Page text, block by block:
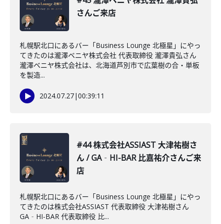
さんご来店
札幌駅北口にあるバー「Business Lounge 北極星」にやっ
てきたのは瀧澤ベニヤ株式会社 代表取締役 瀧澤貴弘さん
瀧澤ベニヤ株式会社は、北海道芦別市で広葉樹の合・単板
を製造...
2024.07.27|00:39:11
#44 株式会社ASSIAST 大津祐樹さ
ん / GA‐HI-BAR 比嘉祐介さんご来
店
札幌駅北口にあるバー「Business Lounge 北極星」にやっ
てきたのは株式会社ASSIAST 代表取締役 大津祐樹さん
GA‐HI-BAR 代表取締役 比...